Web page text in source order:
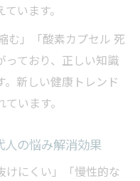
います。
む」「酸素カプセル 死
っており、正しい知識
新しい健康トレンド
います。
の悩み解消効果
けにくい」「慢性的な